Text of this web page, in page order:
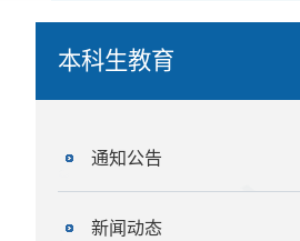
本科生教育
通知公告
新闻动态